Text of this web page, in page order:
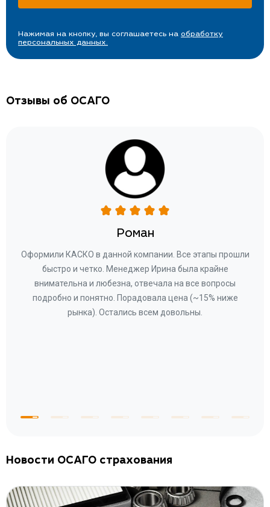
Нажимая на кнопку, вы соглашаетесь на обработку
персональных данных.
Отзывы об ОСАГО
Роман
Оформили КАСКО в данной компании. Все этапы прошли
быстро и четко. Менеджер Ирина была крайне
внимательна и любезна, отвечала на все вопросы
подробно и понятно. Порадовала цена (~15% ниже
рынка). Остались всем довольны.
Новости ОСАГО страхования